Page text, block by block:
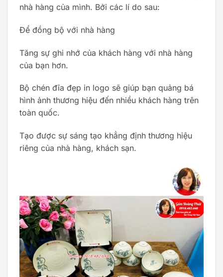
nhà hàng của mình. Bởi các lí do sau:
Để đồng bộ với nhà hàng
Tăng sự ghi nhớ của khách hàng với nhà hàng
của bạn hơn.
Bộ chén đĩa đẹp in logo sẽ giúp bạn quảng bá
hình ảnh thương hiệu đến nhiều khách hàng trên
toàn quốc.
Tạo được sự sáng tạo khẳng định thương hiệu
riêng của nhà hàng, khách sạn.